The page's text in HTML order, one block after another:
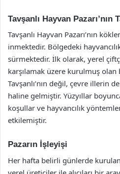
Tavşanlı Hayvan Pazarı’nın
Tavşanlı Hayvan Pazarı’nın
inmektedir. Bölgedeki
sürmektedir. İlk olarak, yerel
karşılamak üzere kurulmuş olan
Tavşanlı’nın değil, çevre illerin
haline gelmiştir. Yüzyıllar
koşullar ve hayvancılık
etkilemiştir.
Pazarın İşleyişi
Her hafta belirli günlerde kurulan